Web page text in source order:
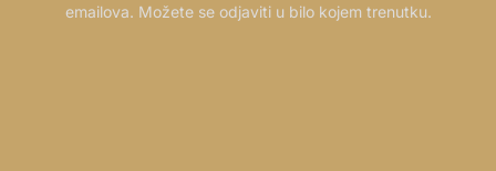
emailova. Možete se odjaviti u bilo kojem trenutku.